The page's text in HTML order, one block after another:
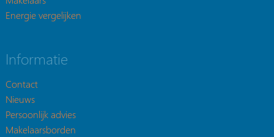
Energie vergelijken
Informatie
Contact
Nieuws
Persoonlijk advies
Makelaarsborden